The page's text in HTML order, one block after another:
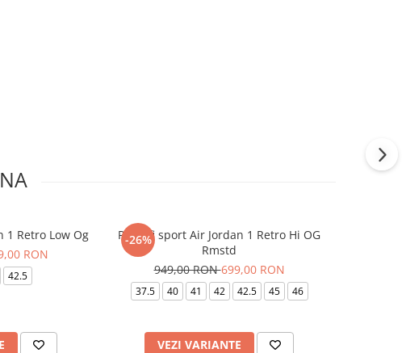
1 Retro Low Og
RON
42.5
-26%
Pantofi sport Air Jordan 1 Retro Hi OG
Rmstd
949,00 RON699,00 RON
37.5 40 41 42 42.5 45 46
VEZI VARIANTE